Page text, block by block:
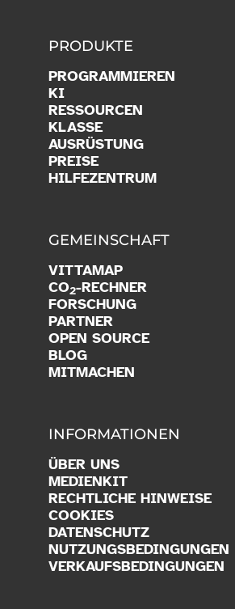
PRODUKTE
PROGRAMMIEREN
KI
RESSOURCEN
KLASSE
AUSRÜSTUNG
PREISE
HILFEZENTRUM
GEMEINSCHAFT
VITTAMAP
CO2-RECHNER
FORSCHUNG
PARTNER
OPEN SOURCE
BLOG
MITMACHEN
INFORMATIONEN
ÜBER UNS
MEDIENKIT
RECHTLICHE HINWEISE
COOKIES
DATENSCHUTZ
NUTZUNGSBEDINGUNGEN
VERKAUFSBEDINGUNGEN